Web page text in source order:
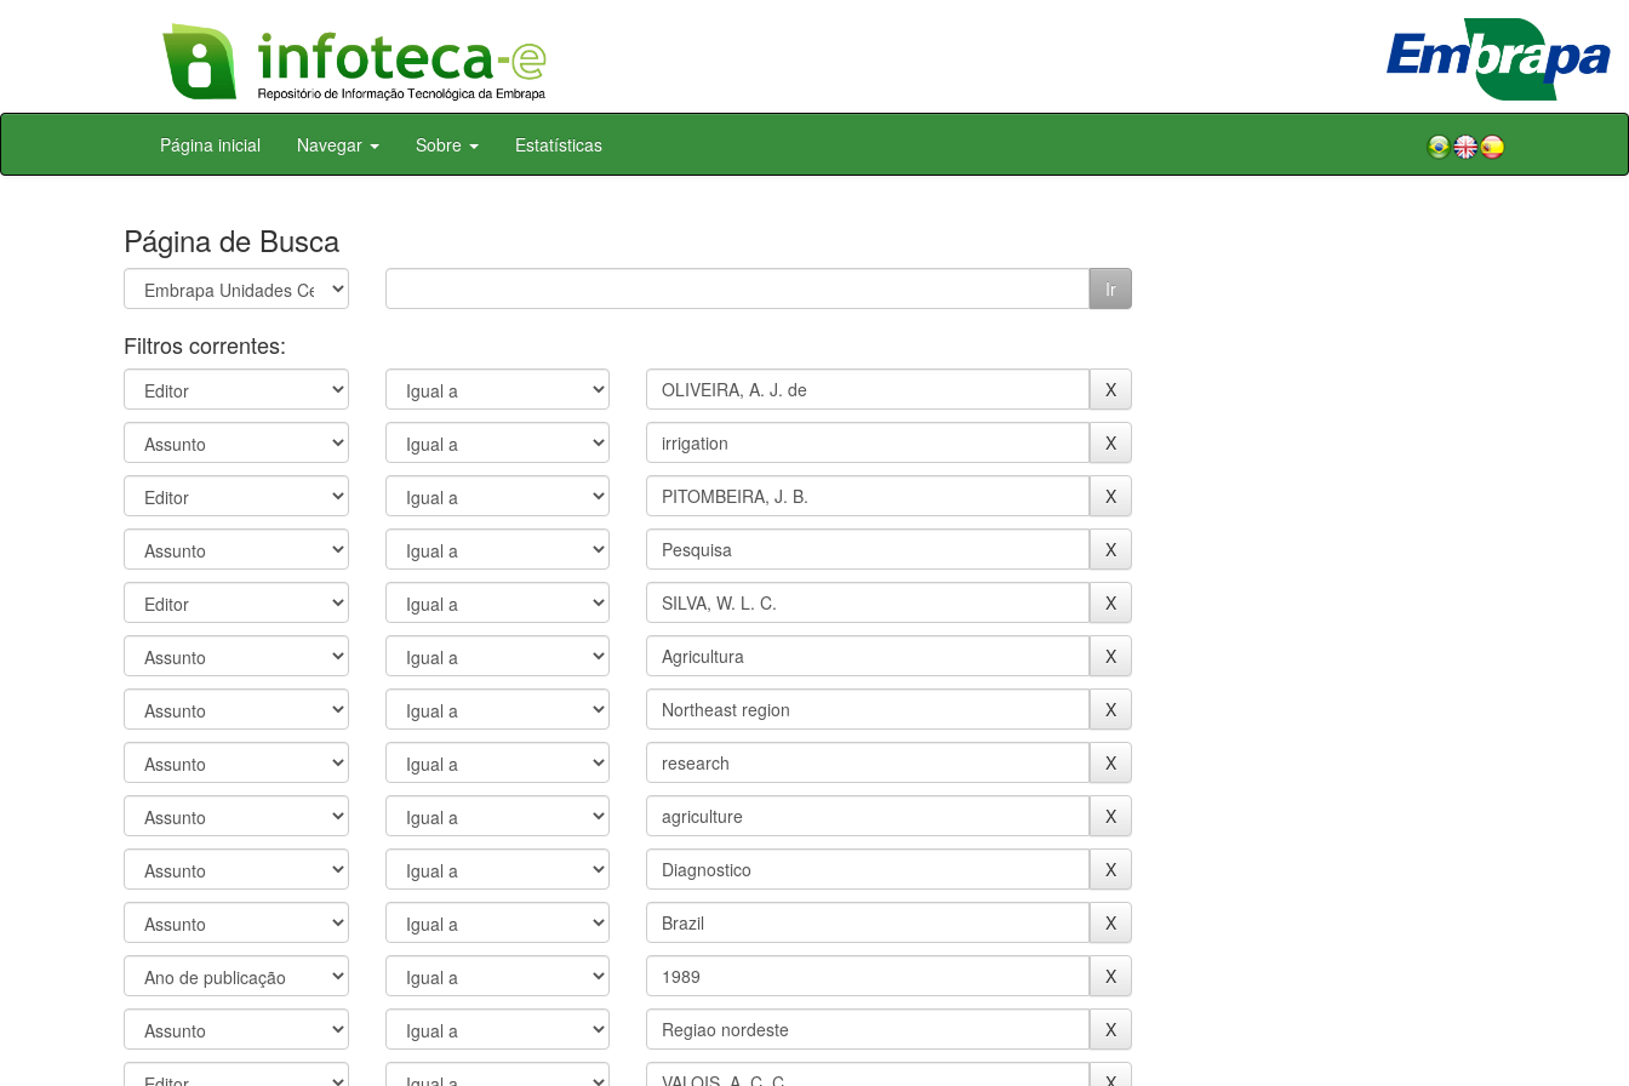
Skip
Página inicial Navegar Sobre Estatísticas
Página de Busca
Filtros correntes: